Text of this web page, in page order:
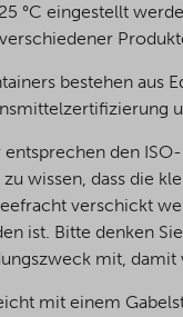
°C eingestellt
bestehen aus
den
wissen, dass die
verschickt
ist. Bitte denken
mit,
mit einem